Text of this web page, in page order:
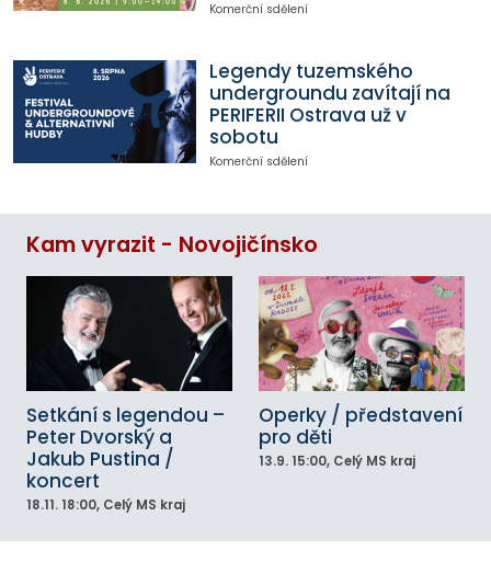
Komerční sdělení
Legendy tuzemského
undergroundu zavítají na
PERIFERII Ostrava už v
sobotu
Komerční sdělení
Kam vyrazit - Novojičínsko
Setkání s legendou –
Peter Dvorský a
Jakub Pustina /
koncert
18.11. 18:00, Celý MS kraj
Operky / představení
pro děti
13.9. 15:00, Celý MS kraj